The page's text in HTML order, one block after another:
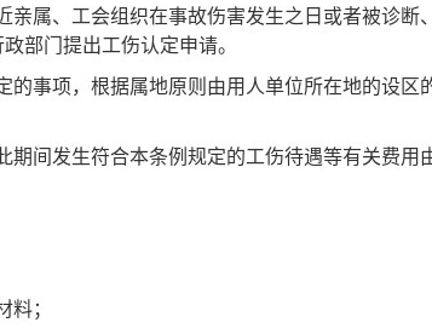
属、工会组织在事故伤害发生之日或者被诊断
部门提出工伤认定申请。
事项，根据属地原则由用人单位所在地的设区
间发生符合本条例规定的工伤待遇等有关费用
；